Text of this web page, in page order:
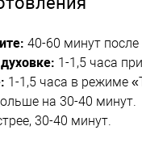
40-60 минут после
1-1,5 часа
1-1,5 часа в режиме
на 30-40 минут.
30-40 минут.